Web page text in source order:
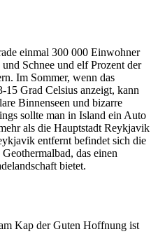
einmal 300 000 Einwohner
Schnee und elf Prozent der
Im Sommer, wenn das
15 Grad Celsius anzeigt, kann
Binnenseen und bizarre
sollte man in Island ein Auto
als die Hauptstadt Reykjavik
entfernt befindet sich die
das einen
bietet.
Kap der Guten Hoffnung ist